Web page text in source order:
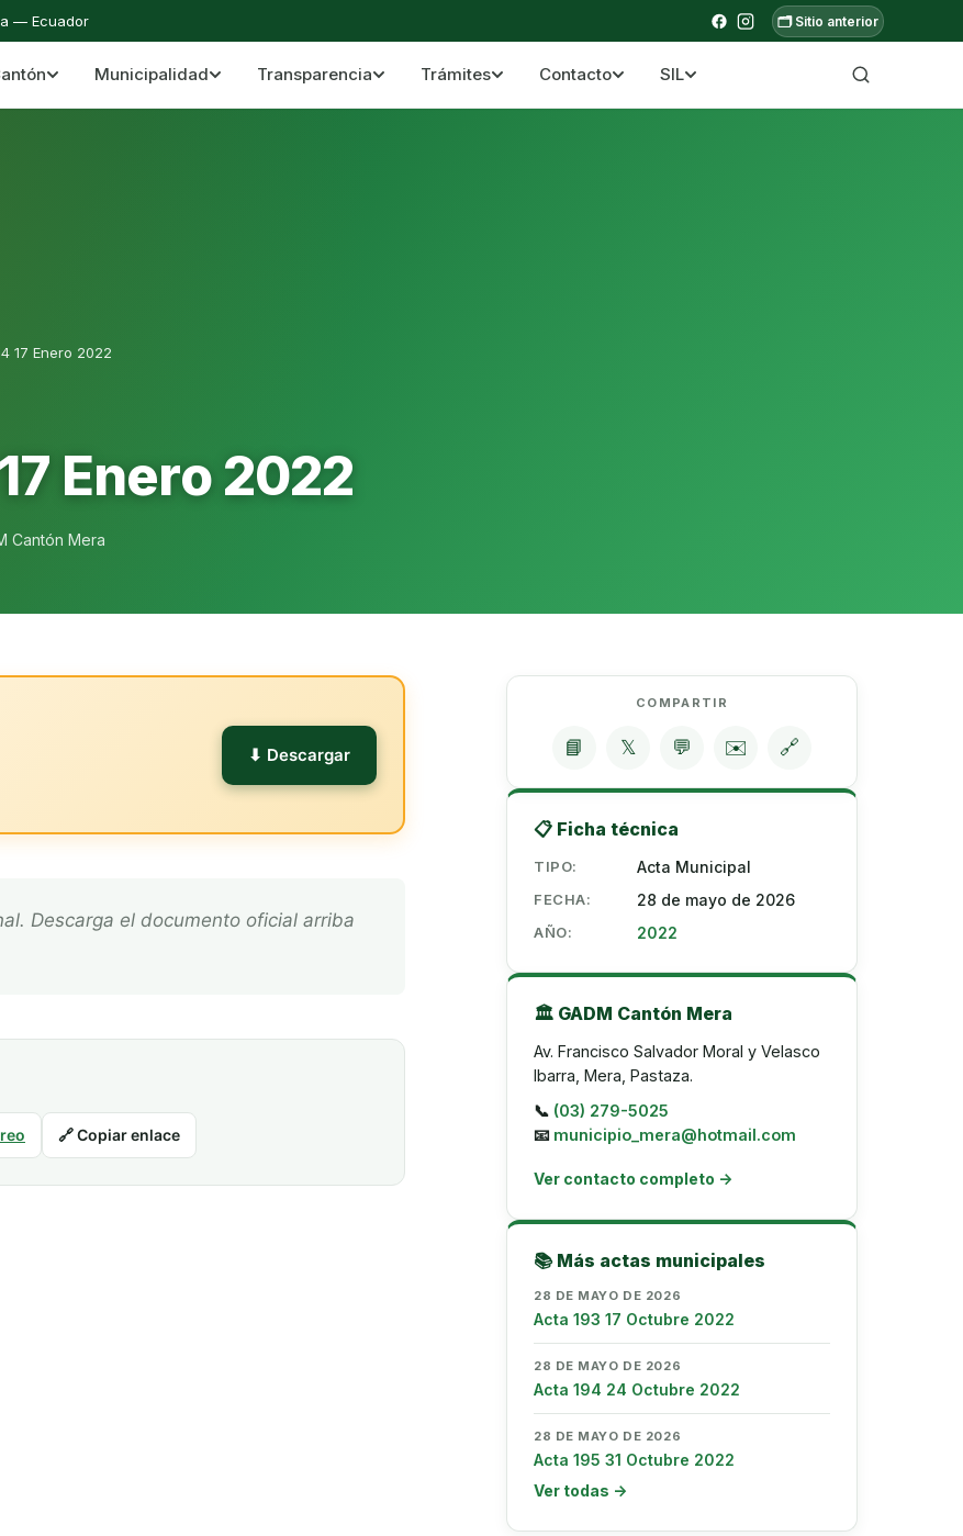
— Ecuador 🗂️ Sitio anterior
Cantón Mera Cantón Mera · Pastaza · Llanganates y Amazonía ecuatoriana
Municipalidad Transparencia Trámites Contacto SIL
17 Enero 2022
Enero 2022
Cantón Mera
⬇ Descargar
🔗 Copiar enlace
COMPARTIR
📘 𝕏 💬 ✉️ 🔗
📋 Ficha técnica
TIPO: Acta Municipal
FECHA: 28 de mayo de 2026
AÑO: 2022
🏛️ GADM Cantón Mera
Av. Francisco Salvador Moral y Velasco
Ibarra, Mera, Pastaza.
📞 (03) 279-5025
📧 municipio_mera@hotmail.com
Ver contacto completo →
📚 Más actas municipales
28 DE MAYO DE 2026
Acta 193 17 Octubre 2022
28 DE MAYO DE 2026
Acta 194 24 Octubre 2022
28 DE MAYO DE 2026
Acta 195 31 Octubre 2022
Ver todas →